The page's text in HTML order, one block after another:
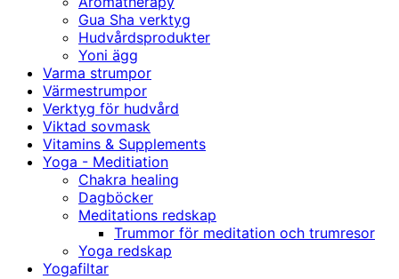
Gua Sha verktyg
Hudvårdsprodukter
Yoni ägg
Varma strumpor
Värmestrumpor
Verktyg för hudvård
Viktad sovmask
Vitamins & Supplements
Yoga - Meditiation
Chakra healing
Dagböcker
Meditations redskap
Trummor för meditation och trumresor
Yoga redskap
Yogafiltar